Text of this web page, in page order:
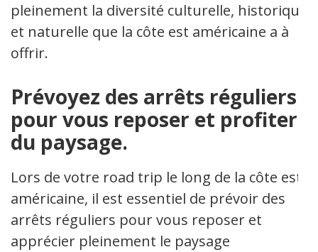
pleinement la diversité culturelle, historique
et naturelle que la côte est américaine a à
offrir.
Prévoyez des arrêts réguliers
pour vous reposer et profiter
du paysage.
Lors de votre road trip le long de la côte est
américaine, il est essentiel de prévoir des
arrêts réguliers pour vous reposer et
apprécier pleinement le paysage